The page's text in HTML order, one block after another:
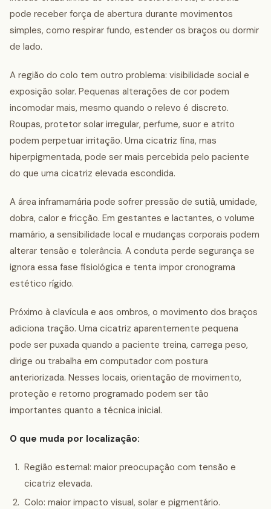
pode receber força de abertura durante movimentos
simples, como respirar fundo, estender os braços ou dormir
de lado.
A região do colo tem outro problema: visibilidade social e
exposição solar. Pequenas alterações de cor podem
incomodar mais, mesmo quando o relevo é discreto.
Roupas, protetor solar irregular, perfume, suor e atrito
podem perpetuar irritação. Uma cicatriz fina, mas
hiperpigmentada, pode ser mais percebida pelo paciente
do que uma cicatriz elevada escondida.
A área inframamária pode sofrer pressão de sutiã, umidade,
dobra, calor e fricção. Em gestantes e lactantes, o volume
mamário, a sensibilidade local e mudanças corporais podem
alterar tensão e tolerância. A conduta perde segurança se
ignora essa fase fisiológica e tenta impor cronograma
estético rígido.
Próximo à clavícula e aos ombros, o movimento dos braços
adiciona tração. Uma cicatriz aparentemente pequena
pode ser puxada quando a paciente treina, carrega peso,
dirige ou trabalha em computador com postura
anteriorizada. Nesses locais, orientação de movimento,
proteção e retorno programado podem ser tão
importantes quanto a técnica inicial.
O que muda por localização:
Região esternal: maior preocupação com tensão e
cicatriz elevada.
Colo: maior impacto visual, solar e pigmentário.